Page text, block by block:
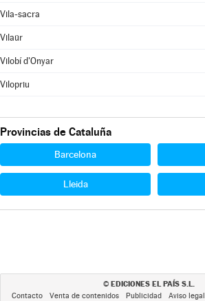
Vila-sacra
Vilaür
Vilobí d'Onyar
Vilopriu
Provincias de Cataluña
Barcelona
Lleida
© EDICIONES EL PAÍS S.L.
Contacto Venta de contenidos Publicidad Aviso legal